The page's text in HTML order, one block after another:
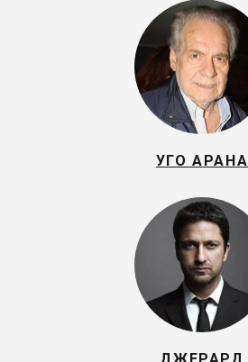
УГО АРАНА